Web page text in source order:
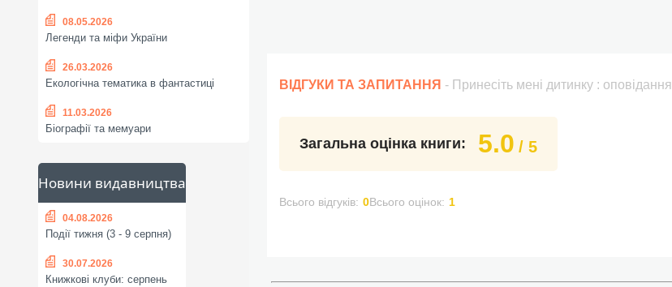
08.05.2026
Легенди та міфи України
26.03.2026
Екологічна тематика в фантастиці
11.03.2026
Біографії та мемуари
Новини видавництва
04.08.2026
Події тижня (3 - 9 серпня)
30.07.2026
Книжкові клуби: серпень
ВІДГУКИ ТА ЗАПИТАННЯ - Принесіть мені дитинку : оповідання
Загальна оцінка книги: 5.0 / 5
Всього відгуків: 0Всього оцінок: 1